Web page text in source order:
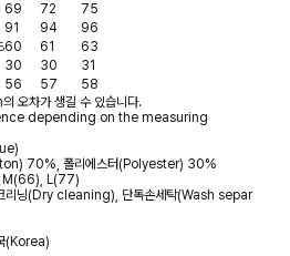
69 72
75
91 94
96
60 61
63
30 30
31
56 57
58
오차가 생길 수 있습니다.
depending on the measuring
70%, 폴리에스터(Polyester) 30%
L(77)
리닝(Dry cleaning), 단독손세탁(Wash separ
(Korea)